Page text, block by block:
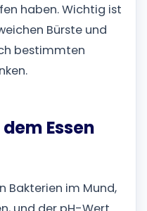
haben. Wichtig ist
Bürste und
bestimmten
Essen
Bakterien im Mund,